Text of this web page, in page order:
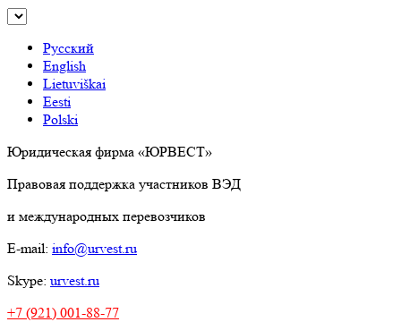
Русский
English
Lietuviškai
Eesti
Polski
Юридическая фирма «ЮРВЕСТ»
Правовая поддержка участников ВЭД
и международных перевозчиков
E-mail: info@urvest.ru
Skype: urvest.ru
+7 (921) 001-88-77